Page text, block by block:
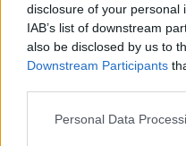
disclosure of your personal
IAB’s list of downstream
also be disclosed by us to
Downstream Participants
Personal Data